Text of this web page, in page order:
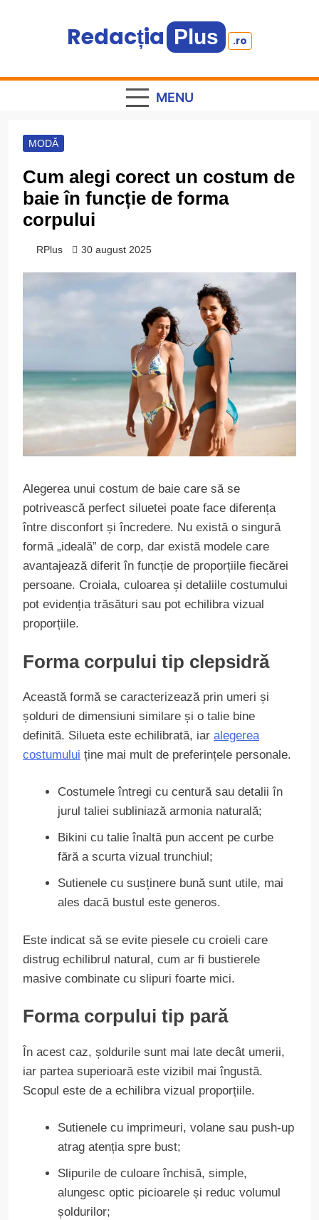
Redacția Plus .ro
MENU
MODĂ
Cum alegi corect un costum de
baie în funcție de forma
corpului
RPlus 30 august 2025
Alegerea unui costum de baie care să se
potrivească perfect siluetei poate face diferența
între disconfort și încredere. Nu există o singură
formă „ideală” de corp, dar există modele care
avantajează diferit în funcție de proporțiile fiecărei
persoane. Croiala, culoarea și detaliile costumului
pot evidenția trăsături sau pot echilibra vizual
proporțiile.
Forma corpului tip clepsidră
Această formă se caracterizează prin umeri și
șolduri de dimensiuni similare și o talie bine
definită. Silueta este echilibrată, iar alegerea
costumului ține mai mult de preferințele personale.
Costumele întregi cu centură sau detalii în
jurul taliei subliniază armonia naturală;
Bikini cu talie înaltă pun accent pe curbe
fără a scurta vizual trunchiul;
Sutienele cu susținere bună sunt utile, mai
ales dacă bustul este generos.
Este indicat să se evite piesele cu croieli care
distrug echilibrul natural, cum ar fi bustierele
masive combinate cu slipuri foarte mici.
Forma corpului tip pară
În acest caz, șoldurile sunt mai late decât umerii,
iar partea superioară este vizibil mai îngustă.
Scopul este de a echilibra vizual proporțiile.
Sutienele cu imprimeuri, volane sau push-up
atrag atenția spre bust;
Slipurile de culoare închisă, simple,
alungesc optic picioarele și reduc volumul
șoldurilor;